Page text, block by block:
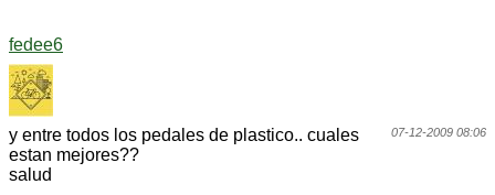
fedee6
07-12-2009 08:06
y entre todos los pedales de plastico.. cuales
estan mejores??
salud